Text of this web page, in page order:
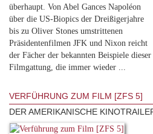
überhaupt. Von Abel Gances Napoléon
über die US-Biopics der Dreißigerjahre
bis zu Oliver Stones umstrittenen
Präsidentenfilmen JFK und Nixon reicht
der Fächer der bekannten Beispiele dieser
Filmgattung, die immer wieder ...
VERFÜHRUNG ZUM FILM [ZFS 5]
DER AMERIKANISCHE